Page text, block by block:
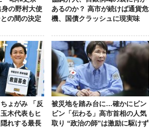
の野村大使
の間の決定
あるのか？ 高市が続けば通貨危
機、国債クラッシュに現実味
ょがみ 「反
木代表もヒ
れする最長
被災地を踏み台に…確かにビン
ビン「伝わる」高市首相の人気
取り “政治の師”は激励に駆けず